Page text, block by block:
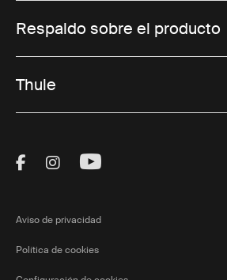
Respaldo sobre el producto
Thule
Visit Thule on Facebook
Visit Thule on
Visit Thule on
Aviso de privacidad
Política de cookies